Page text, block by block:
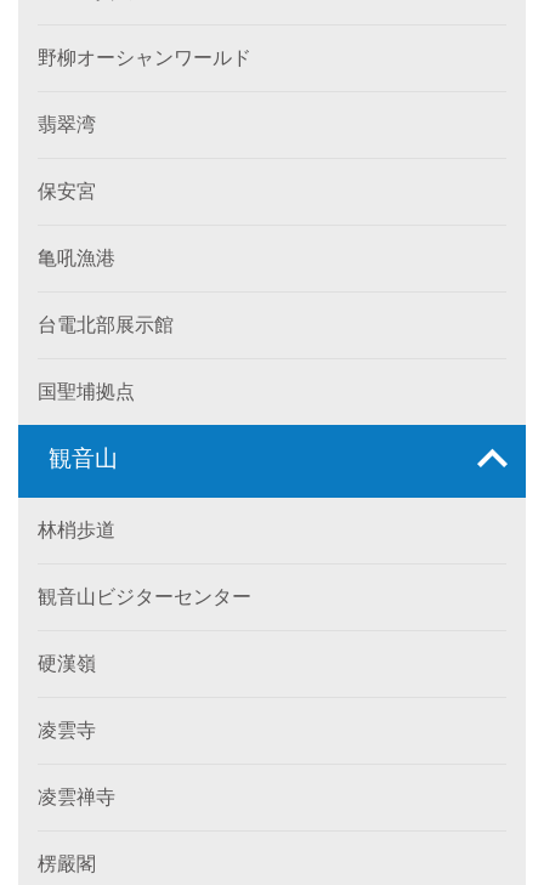
野柳オーシャンワールド
翡翠湾
保安宮
亀吼漁港
台電北部展示館
国聖埔拠点
観音山
林梢歩道
観音山ビジターセンター
硬漢嶺
凌雲寺
凌雲禅寺
楞嚴閣